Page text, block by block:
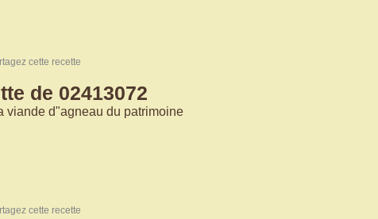
cette recette
de 02413072
viande d"agneau du patrimoine
cette recette